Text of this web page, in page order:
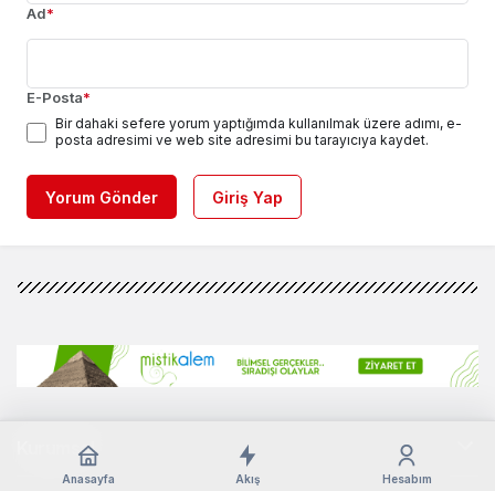
Ad*
E-Posta*
Bir dahaki sefere yorum yaptığımda kullanılmak üzere adımı, e-
posta adresimi ve web site adresimi bu tarayıcıya kaydet.
Yorum Gönder Giriş Yap
Anasayfa Akış Hesabım
Kurumsal